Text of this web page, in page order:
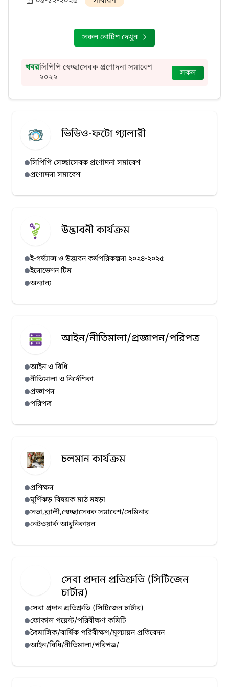
সকল নোটিশ দেখুন
খবরসিপিপি স্বেচ্ছাসেবক প্রণোদনা সমাবেশ
২০২২
সকল
ভিডিও-ফটো গ্যালারী
সিপিপি সেচ্ছাসেবক প্রণোদনা সমাবেশ
প্রণোদনা সমাবেশ
উদ্ভাবনী কার্যক্রম
ই-গর্ভ্যান্স ও উদ্ভাবন কর্মপরিকল্পনা ২০২৪-২০২৫
ইনোভেশন টিম
অন্যান্য
আইন/নীতিমালা/প্রজ্ঞাপন/পরিপত্র
আইন ও বিধি
নীতিমালা ও নির্দেশিকা
প্রজ্ঞাপন
পরিপত্র
চলমান কার্যক্রম
প্রশিক্ষন
ঘূর্ণিঝড় বিষয়ক মাঠ মহড়া
সভা,র‌্যালী,স্বেচ্ছাসেবক সমাবেশ/সেমিনার
নেটওয়ার্ক আধুনিকায়ন
সেবা প্রদান প্রতিশ্রুতি (সিটিজেন
চার্টার)
সেবা প্রদান প্রতিশ্রুতি (সিটিজেন চার্টার)
ফোকাল পয়েন্ট/পরিবীক্ষণ কমিটি
ত্রৈমাসিক/বার্ষিক পরিবীক্ষণ/মূল্যায়ন প্রতিবেদন
আইন/বিধি/নীতিমালা/পরিপত্র/